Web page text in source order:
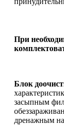
При
Блок
засыпным
дренажным